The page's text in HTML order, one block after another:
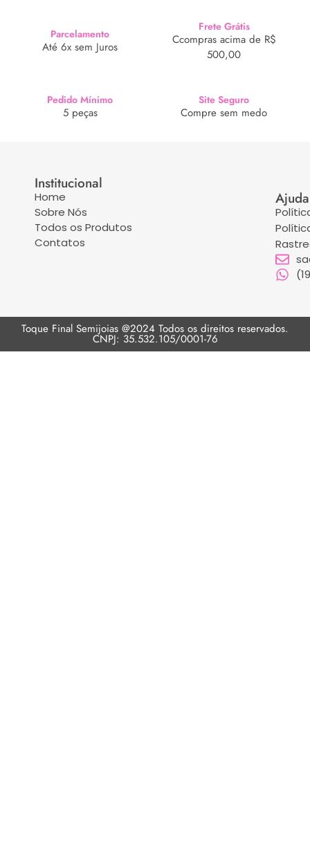
Parcelamento
Até 6x sem Juros
Frete Grátis
Ccompras acima de R$
500,00
Pedido Mínimo
5 peças
Site Seguro
Compre sem medo
Institucional
Home
Sobre Nós
Todos os Produtos
Contatos
Ajuda
Toque Final Semijoias @2024 Todos os direitos reservados.
CNPJ: 35.532.105/0001-76